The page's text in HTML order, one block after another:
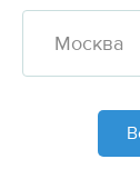
Обновлено
Моя
Москва